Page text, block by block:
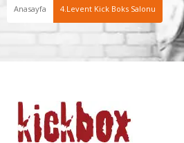
Anasayfa 4.Levent Kick Boks Salonu